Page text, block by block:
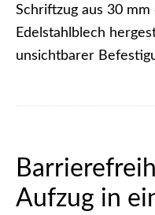
Schriftzug aus 30 mm
Edelstahlblech
unsichtbarer
Aufzug in